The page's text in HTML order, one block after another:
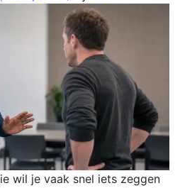
wil je vaak snel iets zeggen